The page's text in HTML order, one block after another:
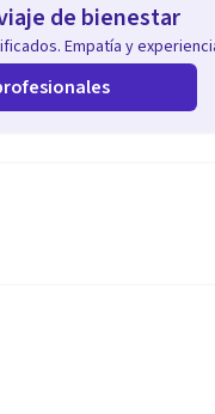
de bienestar
Empatía y